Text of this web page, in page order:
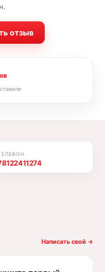
отзыв
Написать свой →